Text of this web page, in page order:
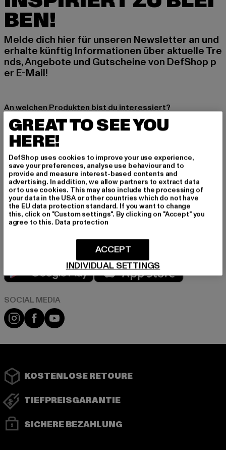
BEN!
Melde dich hier für unseren Newsletter an und
erhalte künftig Informationen über aktuelle Tre
nds, Angebote und Gutscheine von DefShop p
er E-Mail!
An welchen Produkten bist du interessiert?
MÄNNER
FRAUEN
E-MAIL
ANMELDEN
Informationen dazu, wie DefShop mit Deinen Daten umgeht, findest Du
in unserer Datenschutzerklärung. Du kannst Dich jederzeit kostenfei
abmelden.Datenschutzerklärung lesen.
Play market
Instagram
FacebookYouTube
KOSTENLOSE RETOURE
TIEFPREISGARANTIE
SICHERE BEZAHLUNG
GREAT TO SEE YOU
HERE!
DefShop uses cookies to improve your use experience,
save your preferences, analyse use behaviour and to
provide and measure interest-based contents and
advertising. In addition, we allow partners to extract data
or to use cookies. This may also include the processing of
your data in the USA or other countries which do not have
the EU data protection standard. If you want to change
this, click on "Custom settings". By clicking on "Accept" you
agree to this. Data protection
INDIVIDUAL SETTINGS
ACCEPT